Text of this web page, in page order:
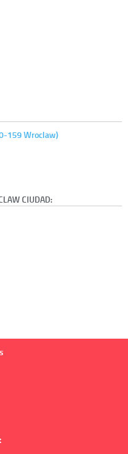
159 Wroclaw)
CIUDAD: